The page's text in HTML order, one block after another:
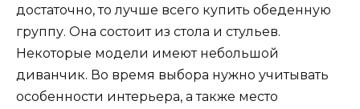
достаточно, то лучше всего купить обеденную
группу. Она состоит из стола и стульев.
Некоторые модели имеют небольшой
диванчик. Во время выбора нужно учитывать
особенности интерьера, а также место